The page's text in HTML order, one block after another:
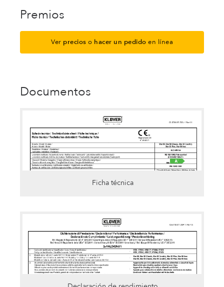
Premios
Ver precios o hacer un pedido en línea
Documentos
Ficha técnica